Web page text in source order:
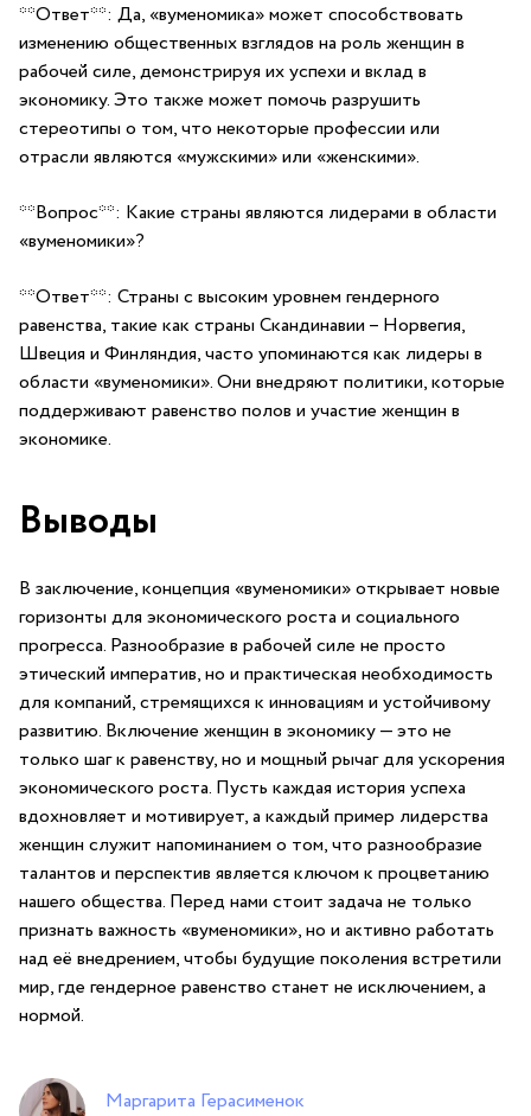
**Ответ**: Да, «вуменомика» может способствовать ​
изменению общественных взглядов‌ на роль женщин ⁣в
рабочей силе,⁢ демонстрируя их⁤ успехи ‍и вклад в
экономику. Это также⁣ может помочь‌ разрушить
стереотипы о том, что некоторые профессии или
отрасли являются «мужскими» ⁣или «женскими».
**Вопрос**: ⁣Какие страны являются ‌лидерами в области
«вуменомики»?
**Ответ**: Страны ‍с​ высоким ‍уровнем гендерного
равенства,⁤ такие как страны Скандинавии – ⁢Норвегия,
Швеция и Финляндия, часто‍ упоминаются как ⁤лидеры в​
области «вуменомики». Они внедряют⁢ политики, ⁤которые
поддерживают равенство полов и участие женщин в
экономике.
Выводы
В заключение, концепция «вуменомики» открывает новые
горизонты⁢ для экономического роста и социального⁣
прогресса. ⁢Разнообразие в рабочей силе не просто
этический императив, но и⁤ практическая⁢ необходимость
для компаний, ⁣стремящихся к инновациям⁣ и устойчивому
развитию. Включение⁢ женщин в ‌экономику — это не‍
только ​шаг к⁣ равенству, но и мощный рычаг для ускорения
экономического роста. Пусть каждая история успеха
вдохновляет и ​мотивирует, а каждый пример лидерства
женщин служит напоминанием о‌ том, что ‍разнообразие⁢
талантов и перспектив является ⁣ключом к‌ процветанию
нашего общества. Перед нами стоит задача‍ не только⁢
признать⁣ важность «вуменомики», но и активно работать⁤
над её внедрением, чтобы будущие поколения встретили
мир, где гендерное равенство станет не исключением, а
нормой.
Маргарита Герасименок